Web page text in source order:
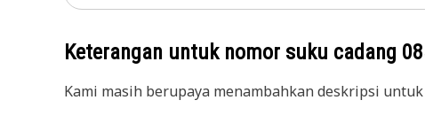
Keterangan untuk nomor suku cadang
Kami masih berupaya menambahkan deskripsi